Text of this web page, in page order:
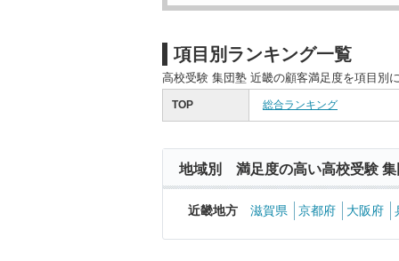
項目別ランキング一覧
高校受験 集団塾 近畿の顧客満足度を項目別
TOP 総合ランキング
地域別 満足度の高い高校受験 集
近畿地方 滋賀県 京都府 大阪府